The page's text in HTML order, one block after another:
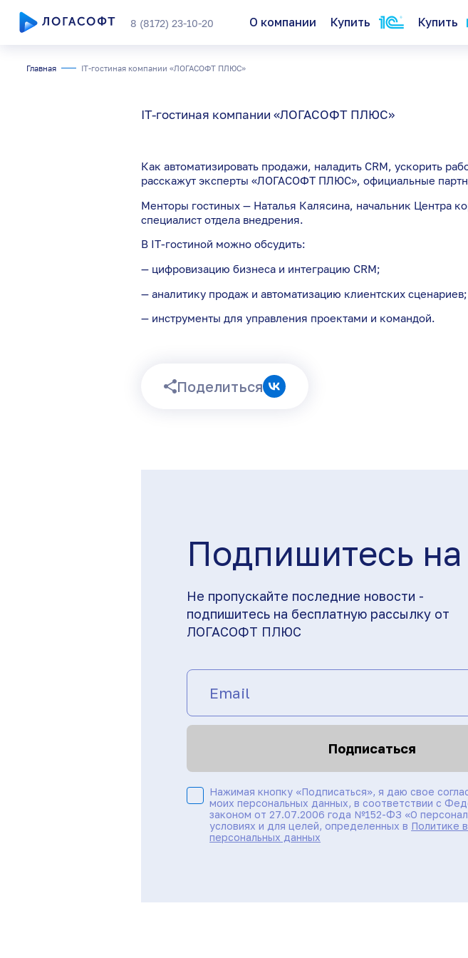
8 (8172) 23-10-20 О компании Купить Купить
Главная IT-гостиная компании «ЛОГАСОФТ ПЛЮС»
IT-гостиная компании «ЛОГАСОФТ ПЛЮС»
Как автоматизировать продажи, наладить CRM, ускорить
расскажут эксперты «ЛОГАСОФТ ПЛЮС», официальные
Менторы гостиных — Наталья Калясина, начальник Центра
специалист отдела внедрения.
В IT-гостиной можно обсудить:
— цифровизацию бизнеса и интеграцию CRM;
— аналитику продаж и автоматизацию клиентских сценариев;
— инструменты для управления проектами и командой.
Поделиться
Подпишитесь на
Не пропускайте последние новости -
подпишитесь на бесплатную рассылку от
ЛОГАСОФТ ПЛЮС
Подписаться
Нажимая кнопку «Подписаться», я даю свое
моих персональных данных, в соответствии с
законом от 27.07.2006 года №152-ФЗ «О
условиях и для целей, определенных в Политике
персональных данных
Внедрение решений
Сопровождение